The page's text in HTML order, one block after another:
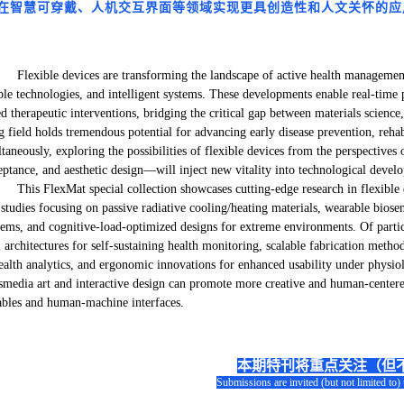
智慧可穿戴、人机交互界面等领域实现更具创造性和人文关怀的
Flexible devices are transforming the landscape of active health
technologies, and intelligent systems. These developments enable real-
therapeutic interventions, bridging the critical gap between materials
field holds tremendous potential for advancing early disease prevention,
exploring the possibilities of flexible devices from the
and aesthetic design—will inject new vitality into technological
This FlexMat special collection showcases cutting-edge research in
focusing on passive radiative cooling/heating materials, wearable
and cognitive-load-optimized designs for extreme environments. Of
architectures for self-sustaining health monitoring, scalable fabrication
analytics, and ergonomic innovations for enhanced usability under
art and interactive design can promote more creative and human-
and human-machine interfaces.
本期特刊将重点关注（但
Submissions are invited (but not limited